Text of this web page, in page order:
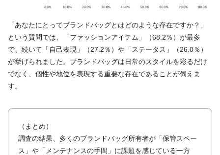
「あなたにとってブランドバッグとはどのような存在ですか？」
という質問では、「ファッションアイテム」（68.2％）が最多
で、続いて「自己表現」（27.2％）や「ステータス」（26.0％）
が挙げられました。ブランドバッグは日常のスタイルを彩るだけ
でなく、個性や地位を表現する重要な存在であることが伺えま
す。
（まとめ）
調査の結果、多くのブランドバッグ所有者が「保管スペー
ス」や「メンテナンスの手間」に課題を感じている一方